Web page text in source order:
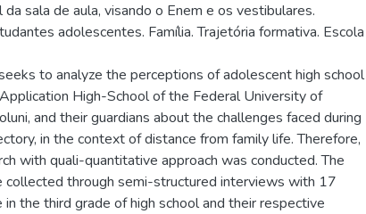
sala de aula, visando o Enem e os vestibulares.
adolescentes. Família. Trajetória formativa. Escola
to analyze the perceptions of adolescent high school
High-School of the Federal University of
and their guardians about the challenges faced during
in the context of distance from family life. Therefore,
with quali-quantitative approach was conducted. The
collected through semi-structured interviews with 17
the third grade of high school and their respective